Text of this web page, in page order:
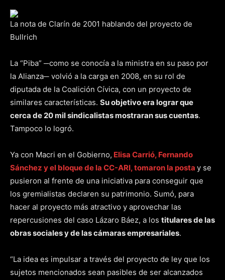
La nota de Clarín de 2001 hablando del proyecto de
Bullrich
La “Piba” ─como se conocía a la ministra en su paso por
la Alianza─ volvió a la carga en 2008, en su rol de
diputada de la Coalición Cívica, con un proyecto de
similares características. Su objetivo era lograr que
cerca de 20 mil sindicalistas mostraran sus cuentas.
Tampoco lo logró.
Ya con Macri en el Gobierno, Elisa Carrió, Fernando
Sánchez y el bloque de la CC-ARI, tomaron la posta y se
pusieron al frente de una iniciativa para conseguir que
los gremialistas declaren su patrimonio. Sumó, para
hacer al proyecto más atractivo y aprovechar las
repercusiones del caso Lázaro Báez, a los titulares de las
obras sociales y de las cámaras empresariales.
“La idea es impulsar a través del proyecto de ley que los
sujetos mencionados sean pasibles de ser alcanzados